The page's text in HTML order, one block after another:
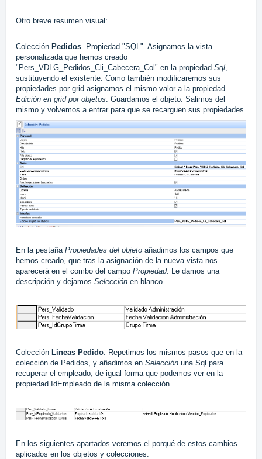
Otro breve resumen visual:
Colección Pedidos . Propiedad "SQL". Asignamos la vista
personalizada que hemos creado
"Pers_VDLG_Pedidos_Cli_Cabecera_Col" en la propiedad Sql
sustituyendo el existente. Como también modificaremos sus
propiedades por grid asignamos el mismo valor a la propiedad
Edición en grid por objetos . Guardamos el objeto. Salimos del
mismo y volvemos a entrar para que se recarguen sus propiedades.
En la pestaña Propiedades del objeto añadimos los campos que
hemos creado, que tras la asignación de la nueva vista nos
aparecerá en el combo del campo Propiedad. Le damos una
descripción y dejamos Selección en blanco.
Colección Lineas Pedido. Repetimos los mismos pasos que en la
colección de Pedidos, y añadimos en Selección una Sql para
recuperar el empleado, de igual forma que podemos ver en la
propiedad IdEmpleado de la misma colección.
En los siguientes apartados veremos el porqué de estos cambios
aplicados en los objetos y colecciones.